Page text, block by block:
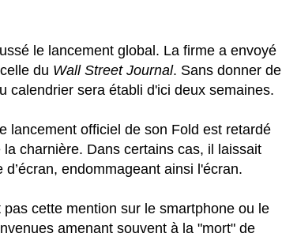
le lancement global. La firme a envoyé
du Wall Street Journal. Sans donner de
calendrier sera établi d'ici deux semaines.
lancement officiel de son Fold est retardé
charnière. Dans certains cas, il laissait
endommageant ainsi l'écran.
cette mention sur le smartphone ou le
amenant souvent à la "mort" de